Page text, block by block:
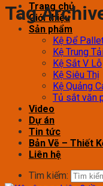
Trang chủ
Giới thiệu
Sản phẩm
Kệ Để
Kệ Trung
Kệ Sắt V Lỗ
Kệ Siêu Thị
Kệ Quảng
Tủ sắt văn
Video
Dự án
Tin tức
Bản Vẽ – Thiết
Liên hệ
Tìm kiếm:
Tag